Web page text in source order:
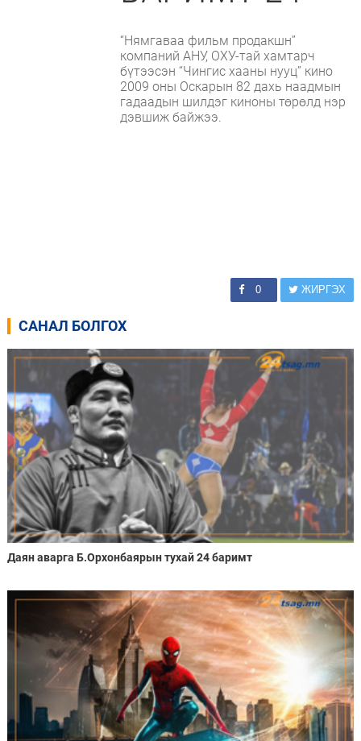
“Нямгаваа фильм продакшн”
компаний АНУ, ОХУ-тай хамтарч
бүтээсэн “Чингис хааны нууц” кино
2009 оны Оскарын 82 дахь наадмын
гадаадын шилдэг киноны төрөлд нэр
дэвшиж байжээ.
0 ЖИРГЭХ
САНАЛ БОЛГОХ
Даян аварга Б.Орхонбаярын тухай 24 баримт